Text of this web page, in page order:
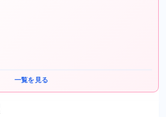
一覧を見る